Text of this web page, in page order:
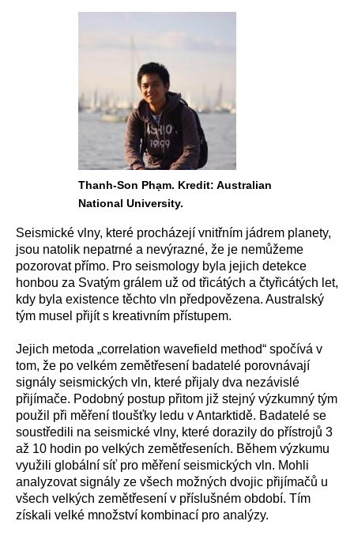
Thanh-Son Phạm. Kredit: Australian
National University.
Seismické vlny, které procházejí vnitřním jádrem planety,
jsou natolik nepatrné a nevýrazné, že je nemůžeme
pozorovat přímo. Pro seismology byla jejich detekce
honbou za Svatým grálem už od třicátých a čtyřicátých let,
kdy byla existence těchto vln předpovězena. Australský
tým musel přijít s kreativním přístupem.
Jejich metoda „correlation wavefield method“ spočívá v
tom, že po velkém zemětřesení badatelé porovnávají
signály seismických vln, které přijaly dva nezávislé
přijímače. Podobný postup přitom již stejný výzkumný tým
použil při měření tloušťky ledu v Antarktidě. Badatelé se
soustředili na seismické vlny, které dorazily do přístrojů 3
až 10 hodin po velkých zemětřeseních. Během výzkumu
využili globální síť pro měření seismických vln. Mohli
analyzovat signály ze všech možných dvojic přijímačů u
všech velkých zemětřesení v příslušném období. Tím
získali velké množství kombinací pro analýzy.